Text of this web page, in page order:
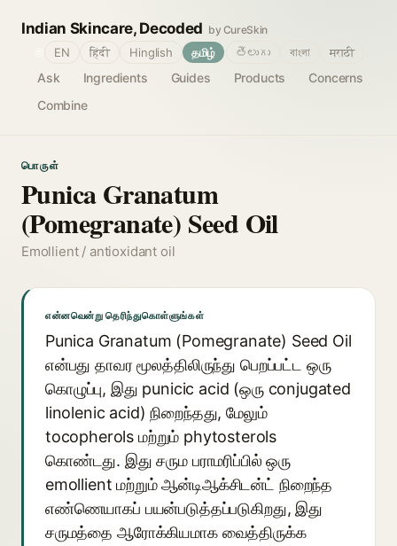
Indian Skincare, Decoded by CureSkin
Ask Ingredients Guides Products
Concerns
Combine
EN हिंदी Hinglish தமிழ் తెలుగు বাংলা मराठी
பொருள்
Punica Granatum
(Pomegranate) Seed Oil
Emollient / antioxidant oil
என்னவென்று தெரிந்துகொள்ளுங்கள்
Punica Granatum (Pomegranate) Seed Oil
என்பது தாவர மூலத்திலிருந்து பெறப்பட்ட ஒரு
கொழுப்பு, இது punicic acid (ஒரு conjugated
linolenic acid) நிறைந்தது, மேலும்
tocopherols மற்றும் phytosterols
கொண்டது. இது சரும பராமரிப்பில் ஒரு
emollient மற்றும் ஆன்டிஆக்சிடன்ட் நிறைந்த
எண்ணெயாகப் பயன்படுத்தப்படுகிறது, இது
சருமத்தை ஆரோக்கியமாக வைத்திருக்க